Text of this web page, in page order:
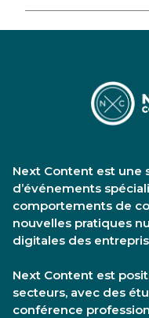
Next Content est une
d’événements
comportements de
nouvelles pratiques
digitales des
Next Content est
secteurs, avec des
conférence